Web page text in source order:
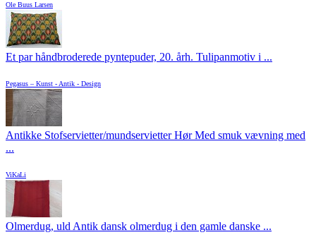
Ole Buus Larsen
Et par håndbroderede pyntepuder, 20. årh. Tulipanmotiv i ...
Pegasus – Kunst - Antik - Design
Antikke Stofservietter/mundservietter Hør Med smuk vævning med
...
ViKaLi
Olmerdug, uld Antik dansk olmerdug i den gamle danske ...